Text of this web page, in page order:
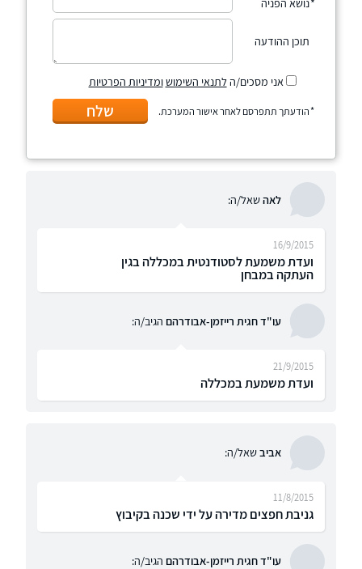
תוכן ההודעה
אני מסכים/הלתנאי השימושומדיניות הפרטיות
הודעתך תתפרסם לאחר אישור המערכת. שלח
לאהשאל/ה:
ועדת משמעת לסטודנטית במכללה בגין
העתקה במבחן
16/9/2015
עו"ד חגית רייזמן-אבודרהם הגיב/ה:
ועדת משמעת במכללה
21/9/2015
אביבשאל/ה:
גניבת חפצים מדירה על ידי שכנה בקיבוץ
11/8/2015
עו"ד חגית רייזמן-אבודרהם הגיב/ה: